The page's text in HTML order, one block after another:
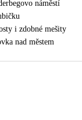
náměstí
i zdobné mešity
nad městem